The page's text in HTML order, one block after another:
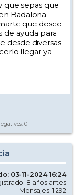
que sepas que
Badalona
que desde
de ayuda para
desde diversas
llegar ya
0
03-11-2024 16:24
8 años antes
Mensajes: 1.292